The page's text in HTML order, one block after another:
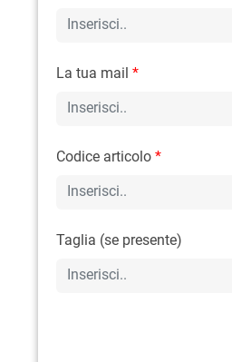
La tua mail *
Codice articolo *
Taglia (se presente)